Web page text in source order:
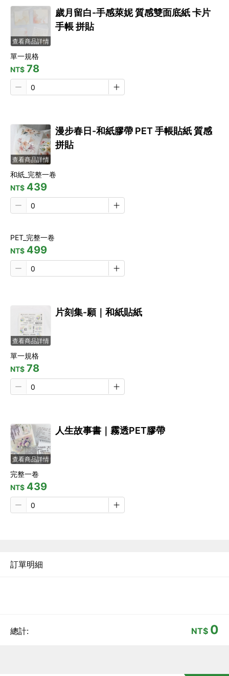
查看商品詳情
歲月留白-手感萊妮 質感雙面底紙 卡片
手帳 拼貼
單一規格
NT$ 78
查看商品詳情
漫步春日-和紙膠帶 PET 手帳貼紙 質感
拼貼
和紙_完整一卷
NT$ 439
PET_完整一卷
NT$ 499
查看商品詳情
片刻集-願｜和紙貼紙
單一規格
NT$ 78
查看商品詳情
人生故事書｜霧透PET膠帶
完整一卷
NT$ 439
訂單明細
總計: NT$ 0